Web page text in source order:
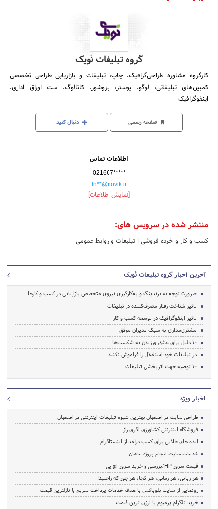
گروه تبلیغات نُویک
کارگروه مشاوره طراحی‌گرافیک، چاپ، تبلیغات و بازاریابی طراحی تخصصی
کمپین‌های تبلیغاتی، لوگو، پوستر، بروشور، کاتالوگ، ست اوراق اداری،
اینفوگرافیک
صفحه رسمی دنبال کنید
اطلاعات تماس
021667*****
In**@novik.ir
[نمایش اطلاعات]
منتشر شده در سرویس های:
کسب و کار و خرده فروشی | تبلیغات و روابط عمومی
آخرین اخبار گروه تبلیغات نُویک
ضرورت توجه به برندینگ و به‌کارگیری نیروی متخصص بازاریابی در کسب و کارها
تاثیر شناخت رفتار مصرف‌کننده در تبلیغات
تاثیر اینفوگرافیک‌ در توسعه کسب و کار
مشتری‌مداری به سبک مدیران موفق
10 دلیل برای عشق ورزیدن به شکست‌ها
در تبلیغات خود استقلال را فراموش نکنید
10 توصیه جهت اثربخشی تبلیغات
اخبار ویژه
طراحی سایت در اصفهان بهترین شیوه تبلیغات اینترنتی در اصفهان
فروشگاه اینترنتی کشاورزی اگری راز
ایده های طلایی برای کسب درآمد از اینستاگرام
خدمات سایت انجام پروژه ماهان
قیمت سرور HP/بررسی و خرید سرور اچ پی
هر زبانی، هر زمانی، هر کجا، هر جور که راحتید!
رونمایی از سایت بلوباکس با هدف خدمات پرداخت سریع با نازلترین قیمت
خرید تلگرام پرمیوم با ارزان ترین قیمت